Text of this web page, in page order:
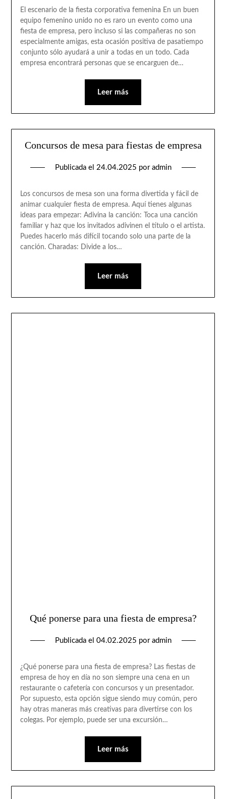
El escenario de la fiesta corporativa femenina En un buen
equipo femenino unido no es raro un evento como una
fiesta de empresa, pero incluso si las compañeras no son
especialmente amigas, esta ocasión positiva de pasatiempo
conjunto sólo ayudará a unir a todas en un todo. Cada
empresa encontrará personas que se encarguen de…
Leer más
Concursos de mesa para fiestas de empresa
Publicada el 24.04.2025 por admin
Los concursos de mesa son una forma divertida y fácil de
animar cualquier fiesta de empresa. Aquí tienes algunas
ideas para empezar: Adivina la canción: Toca una canción
familiar y haz que los invitados adivinen el título o el artista.
Puedes hacerlo más difícil tocando solo una parte de la
canción. Charadas: Divide a los…
Leer más
Qué ponerse para una fiesta de empresa?
Publicada el 04.02.2025 por admin
¿Qué ponerse para una fiesta de empresa? Las fiestas de
empresa de hoy en día no son siempre una cena en un
restaurante o cafetería con concursos y un presentador.
Por supuesto, esta opción sigue siendo muy común, pero
hay otras maneras más creativas para divertirse con los
colegas. Por ejemplo, puede ser una excursión…
Leer más